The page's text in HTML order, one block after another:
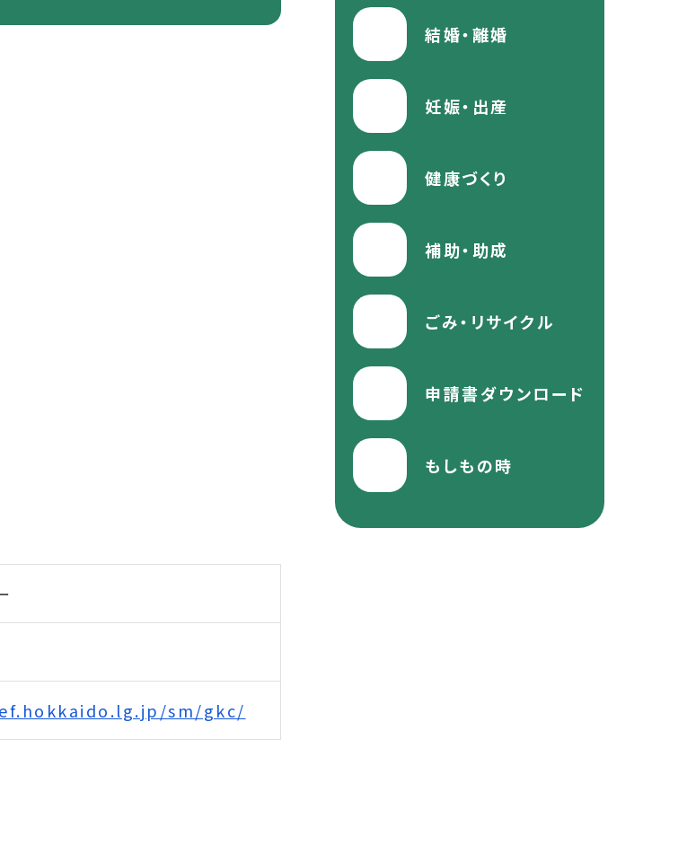
sm/gkc/
結婚・離婚
妊娠・出産
健康づくり
補助・助成
ごみ・リサイクル
申請書ダウンロード
もしもの時